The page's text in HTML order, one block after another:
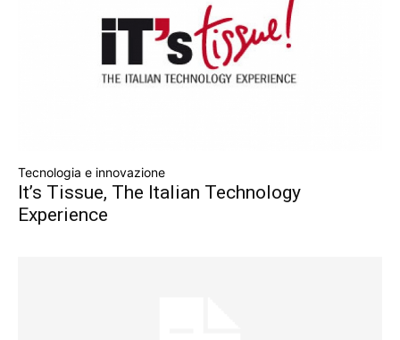
Tecnologia e innovazione
It’s Tissue, The Italian Technology
Experience